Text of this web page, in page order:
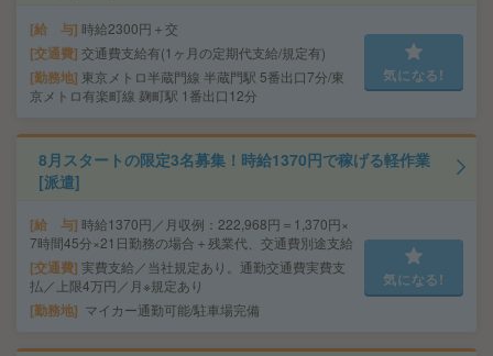
給 与 時給2300円＋交
交通費 交通費支給有(1ヶ月の定期代支給/規定有)
勤務地 東京メトロ半蔵門線 半蔵門駅 5番出口7分/東
京メトロ有楽町線 麹町駅 1番出口12分
気になる!
8月スタートの限定3名募集！時給1370円で稼げる軽作業
[派遣]
給 与 時給1370円／月収例：222,968円＝1,370円×
7時間45分×21日勤務の場合＋残業代、交通費別途支給
交通費 実費支給／当社規定あり。通勤交通費実費支
払／上限4万円／月※規定あり
勤務地 マイカー通勤可能/駐車場完備
気になる!